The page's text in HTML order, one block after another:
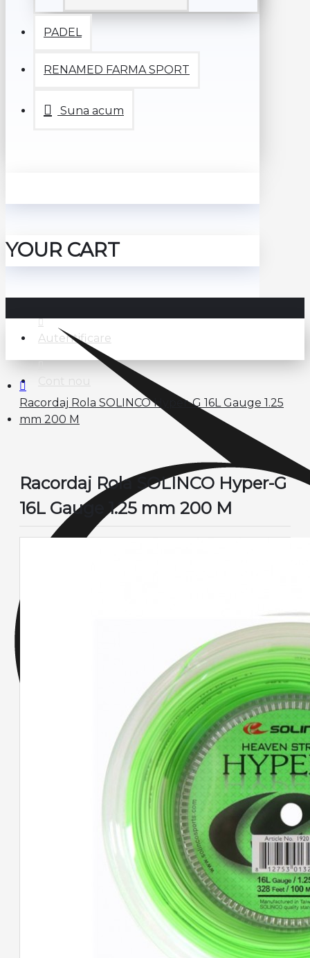
PADEL
RENAMED FARMA SPORT
Suna acum
YOUR CART
Autentificare
Racordaj Rola SOLINCO Hyper-G 16L Gauge 1.25
mm 200 M
Racordaj Rola SOLINCO Hyper-G
16L Gauge 1.25 mm 200 M